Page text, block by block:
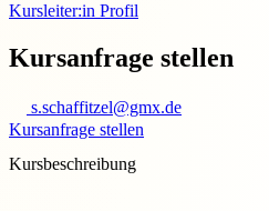
Kursleiter:in Profil
Kursanfrage stellen
s.schaffitzel@gmx.de
Kursanfrage stellen
Kursbeschreibung